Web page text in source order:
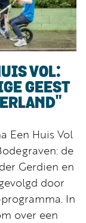
VOL:
GEEST
Een Huis Vol
de
Gerdien en
door
In
over een